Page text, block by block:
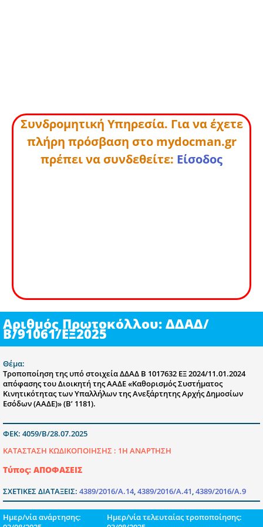
Συνδρομητική Υπηρεσία. Για να έχετε
πλήρη πρόσβαση στο mydocman.gr
πρέπει να συνδεθείτε: Είσοδος
Αριθμός Πρωτοκόλλου: ΔΔΑΔ/
Β/91061/ΕΞ2025
Θέμα:
Τροποποίηση της υπό στοιχεία ΔΔΑΔ Β 1017632 ΕΞ 2024/11.01.2024
απόφασης του Διοικητή της ΑΑΔΕ «Καθορισμός Συστήματος
Κινητικότητας των Υπαλλήλων της Ανεξάρτητης Αρχής Δημοσίων
Εσόδων (ΑΑΔΕ)» (Β’ 1181).
ΦΕΚ: 4059/Β/28.07.2025
ΚΑΤΑΣΤΑΣΗ ΚΩΔΙΚΟΠΟΙΗΣΗΣ : 1Η ΑΝΑΡΤΗΣΗ
Τύπος: ΑΠΟΦΑΣΕΙΣ
ΣΧΕΤΙΚΕΣ ΔΙΑΤΑΞΕΙΣ: 4389/2016/Α.14,4389/2016/Α.41,4389/2016/Α.9
Ημερ/νία ανάρτησης:
Ημερ/νία τελευταίας τροποποίησης: